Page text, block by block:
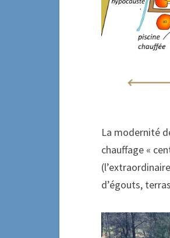
La modernité
chauffage «
d’égouts,